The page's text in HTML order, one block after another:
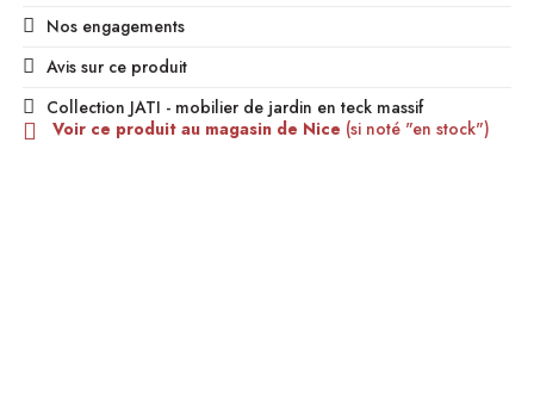
Nos engagements
Avis sur ce produit
Collection JATI - mobilier de jardin en teck massif
Voir ce produit au magasin de Nice (si noté "en stock")